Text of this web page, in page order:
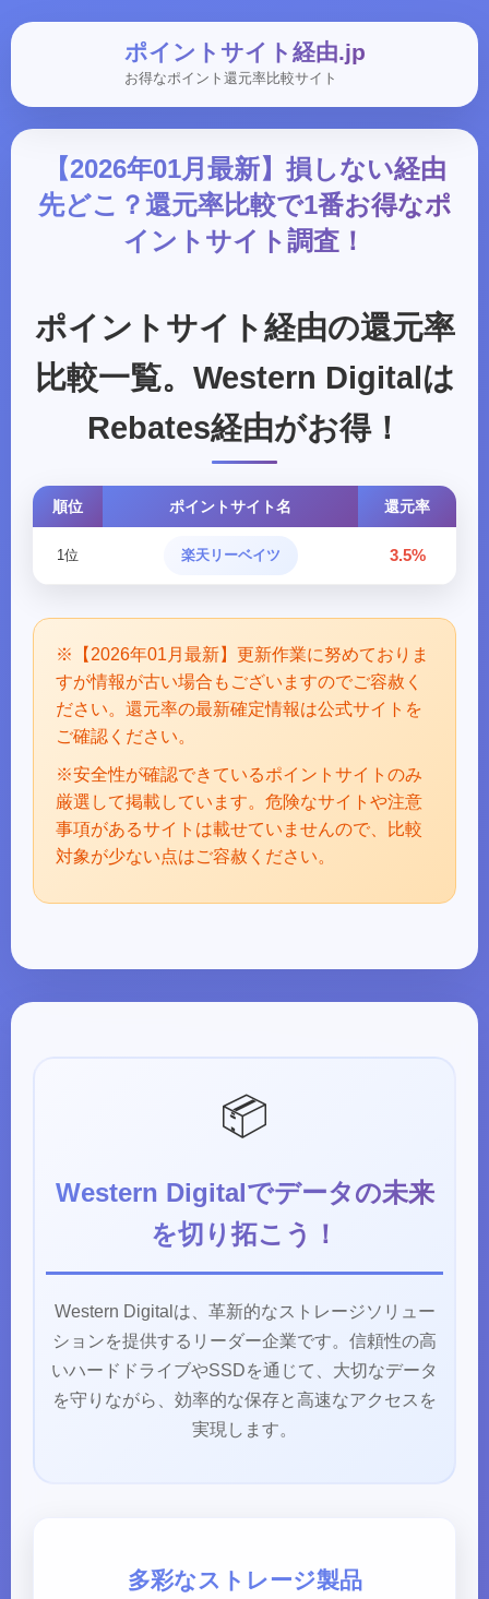
ポイントサイト経由.jp
お得なポイント還元率比較サイト
【2026年01月最新】損しない経由
先どこ？還元率比較で1番お得なポ
イントサイト調査！
ポイントサイト経由の還元率
比較一覧。Western Digitalは
Rebates経由がお得！
順位 ポイントサイト名 還元率
1位 楽天リーベイツ 3.5%
※【2026年01月最新】更新作業に努めておりま
すが情報が古い場合もございますのでご容赦く
ださい。還元率の最新確定情報は公式サイトを
ご確認ください。
※安全性が確認できているポイントサイトのみ
厳選して掲載しています。危険なサイトや注意
事項があるサイトは載せていませんので、比較
対象が少ない点はご容赦ください。
📦
Western Digitalでデータの未来
を切り拓こう！
Western Digitalは、革新的なストレージソリュー
ションを提供するリーダー企業です。信頼性の高
いハードドライブやSSDを通じて、大切なデータ
を守りながら、効率的な保存と高速なアクセスを
実現します。
多彩なストレージ製品